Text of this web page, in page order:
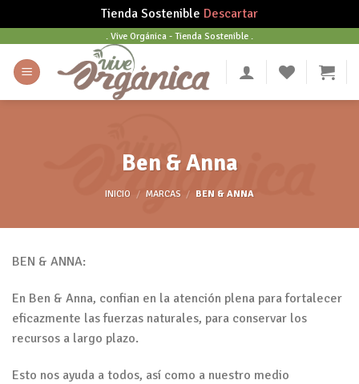
Tienda Sostenible Descartar
content
. Vive Orgánica - Tienda Sostenible .
Ben & Anna
INICIO / MARCAS / BEN & ANNA
BEN & ANNA:
En Ben & Anna, confian en la atención plena para fortalecer
eficazmente las fuerzas naturales, para conservar los
recursos a largo plazo.
Esto nos ayuda a todos, así como a nuestro medio